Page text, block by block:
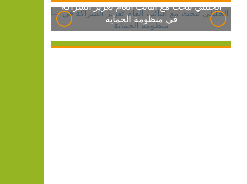
الخليلي تبحث مع النائب العام تعزيز الشراكة
في منظومة الحماية